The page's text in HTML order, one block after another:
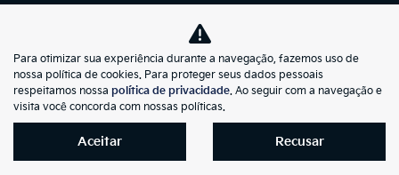
No trânsito, enxergar o outro salva
vidas.
Para otimizar sua experiência durante a navegação, fazemos uso de
nossa política de cookies. Para proteger seus dados pessoais
respeitamos nossa política de privacidade. Ao seguir com a navegação e
visita você concorda com nossas políticas.
Aceitar Recusar